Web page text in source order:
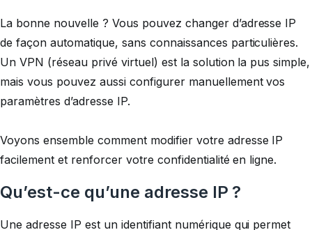
La bonne nouvelle ? Vous pouvez changer d’adresse IP
de façon automatique, sans connaissances particulières.
Un VPN (réseau privé virtuel) est la solution la pus simple,
mais vous pouvez aussi configurer manuellement vos
paramètres d’adresse IP.
Voyons ensemble comment modifier votre adresse IP
facilement et renforcer votre confidentialité en ligne.
Qu’est-ce qu’une adresse IP ?
Une adresse IP est un identifiant numérique qui permet